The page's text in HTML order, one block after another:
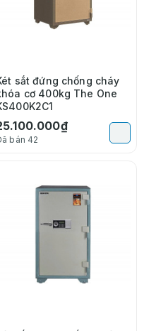
sắt đứng chống cháy
cơ 400kg The One
bán 42